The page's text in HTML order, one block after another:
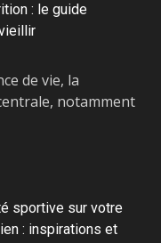
: le guide
de vie, la
notamment
sportive sur votre
: inspirations et